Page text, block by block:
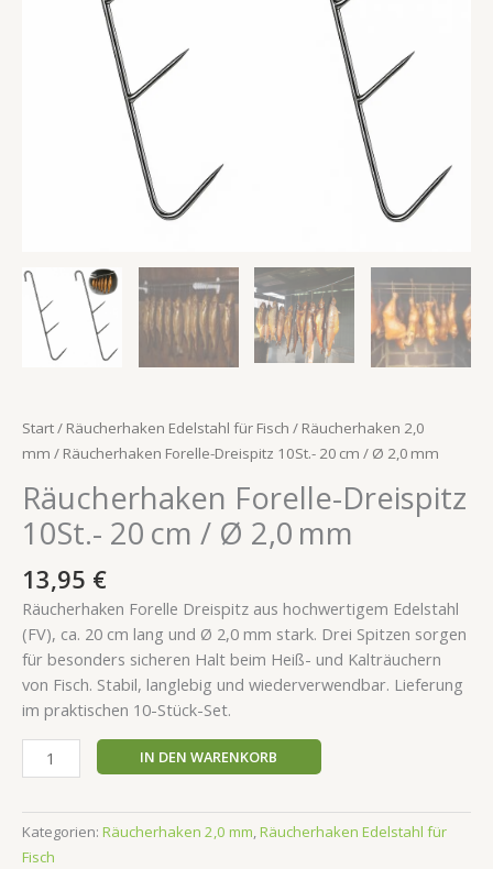
Start/ Räucherhaken Edelstahl für Fisch / Räucherhaken 2,0
mm / Räucherhaken Forelle-Dreispitz 10St.- 20 cm / Ø 2,0 mm
Räucherhaken Forelle-Dreispitz
10St.- 20 cm / Ø 2,0 mm
13,95 €
Räucherhaken Forelle Dreispitz aus hochwertigem Edelstahl
(FV), ca. 20 cm lang und Ø 2,0 mm stark. Drei Spitzen sorgen
für besonders sicheren Halt beim Heiß- und Kalträuchern
von Fisch. Stabil, langlebig und wiederverwendbar. Lieferung
im praktischen 10-Stück-Set.
IN DEN WARENKORB
Kategorien: Räucherhaken 2,0 mm,Räucherhaken Edelstahl für
Fisch